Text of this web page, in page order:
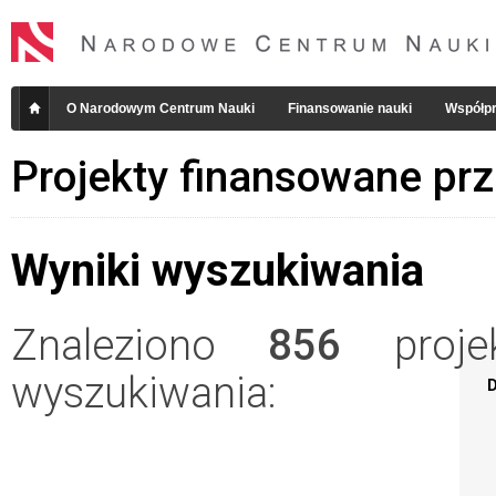
O Narodowym Centrum Nauki Finansowanie nauki
Projekty finansowane
Wyniki wyszukiwania
Znaleziono 856
wyszukiwania: